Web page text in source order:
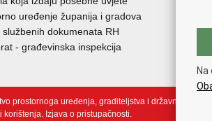
uređenje županija i gradova
dokumenata RH
- građevinska inspekcija
prostornoga uređenja, graditeljstva i državne imovine.
korištenja. Izjava o pristupačnosti.